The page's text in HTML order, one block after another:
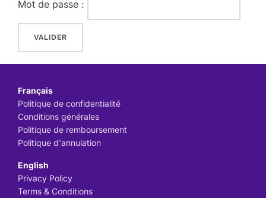
Mot de passe :
Français
Politique de confidentialité
Conditions générales
Politique de remboursement
Politique d'annulation
English
Privacy Policy
Terms & Conditions